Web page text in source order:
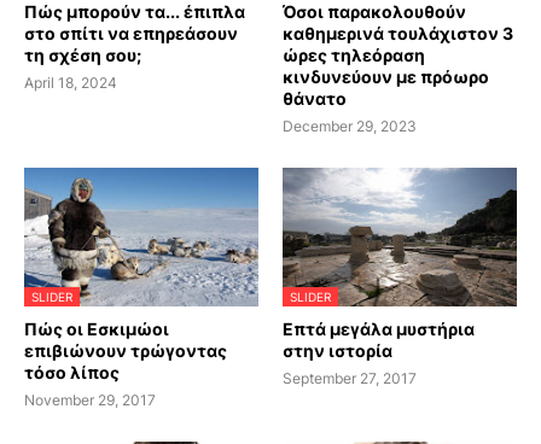
Πώς μπορούν τα... έπιπλα
στο σπίτι να επηρεάσουν
τη σχέση σου;
April 18, 2024
Όσοι παρακολουθούν
καθημερινά τουλάχιστον 3
ώρες τηλεόραση
κινδυνεύουν με πρόωρο
θάνατο
December 29, 2023
SLIDER
Πώς οι Εσκιμώοι
επιβιώνουν τρώγοντας
τόσο λίπος
November 29, 2017
SLIDER
Επτά μεγάλα μυστήρια
στην ιστορία
September 27, 2017